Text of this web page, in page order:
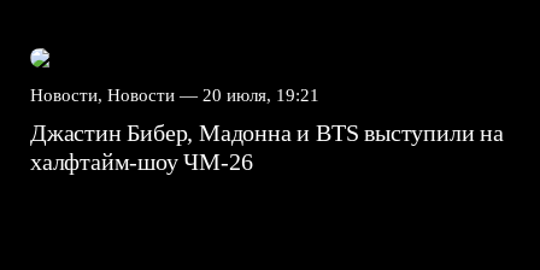
Новости, Новости — 20 июля, 19:21
Джастин Бибер, Мадонна и BTS выступили на
халфтайм-шоу ЧМ-26